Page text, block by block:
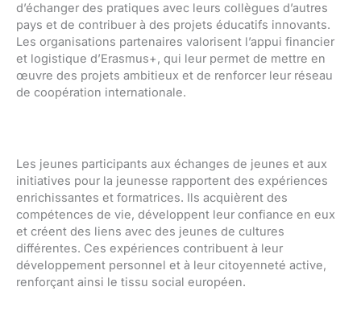
d’échanger des pratiques avec leurs collègues d’autres
pays et de contribuer à des projets éducatifs innovants.
Les organisations partenaires valorisent l’appui financier
et logistique d’Erasmus+, qui leur permet de mettre en
œuvre des projets ambitieux et de renforcer leur réseau
de coopération internationale.
Les jeunes participants aux échanges de jeunes et aux
initiatives pour la jeunesse rapportent des expériences
enrichissantes et formatrices. Ils acquièrent des
compétences de vie, développent leur confiance en eux
et créent des liens avec des jeunes de cultures
différentes. Ces expériences contribuent à leur
développement personnel et à leur citoyenneté active,
renforçant ainsi le tissu social européen.